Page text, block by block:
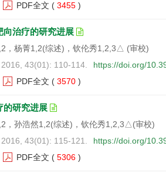
PDF全文 ( 3455 )
向治疗的研究进展
，杨菁1,2(综述)，钦伦秀1,2,3△ (审校)
43(01): 110-114.
https://doi.org/
PDF全文 ( 3570 )
的研究进展
，孙浩然1,2(综述)，钦伦秀1,2,3△(审校)
43(01): 115-121.
https://doi.org/
PDF全文 ( 5306 )